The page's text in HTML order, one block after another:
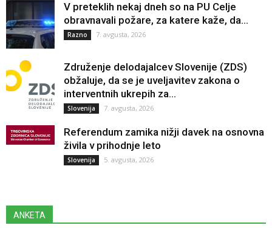
V preteklih nekaj dneh so na PU Celje
obravnavali požare, za katere kaže, da...
Razno 7. avgusta, 2026
Združenje delodajalcev Slovenije (ZDS)
obžaluje, da se je uveljavitev zakona o
interventnih ukrepih za...
Slovenija 7. avgusta, 2026
Referendum zamika nižji davek na osnovna
živila v prihodnje leto
Slovenija 5. avgusta, 2026
ANKETA